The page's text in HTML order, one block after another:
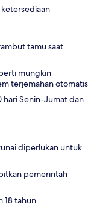
tamu saat
mungkin
terjemahan otomatis
hari Senin-Jumat dan
diperlukan untuk
pemerintah
18 tahun